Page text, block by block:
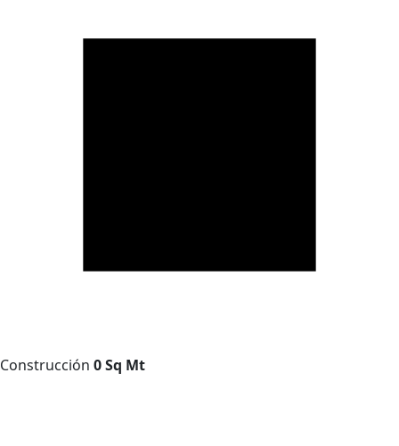
Construcción 0 Sq Mt